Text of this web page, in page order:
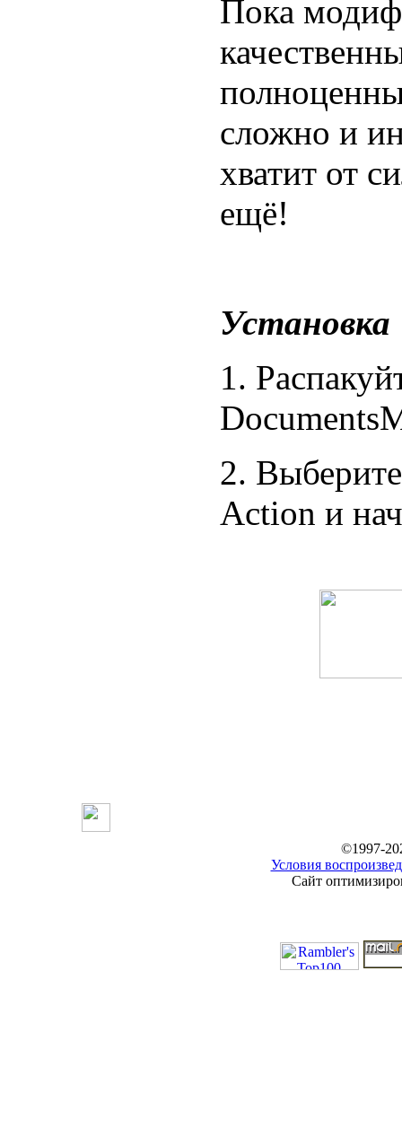
Пока
сложно и
хватит от
ещё!
Установка
1.
2.
Action и
©1997-
Условия
Сайт